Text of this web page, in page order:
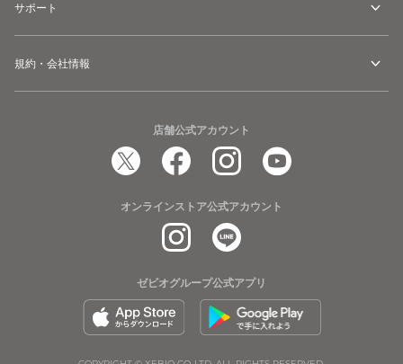
サポート
規約・会社情報
店舗公式アカウント
オンラインストア公式アカウント
ゼビオグループ公式アプリ